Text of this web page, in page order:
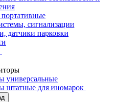
сигнализации
датчики парковки
универсальные
штатные для иномарок